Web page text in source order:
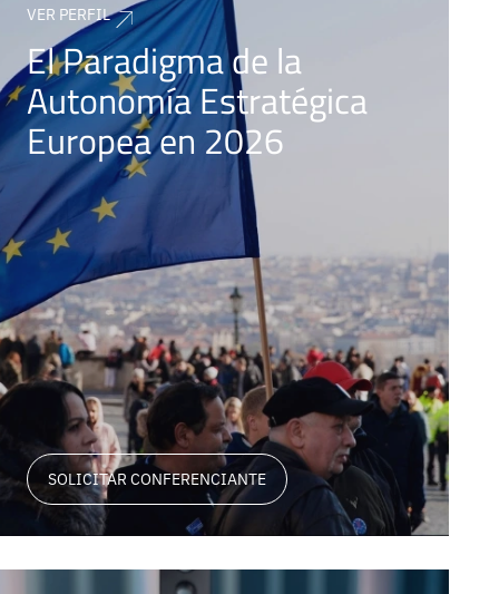
VER PERFIL
El Paradigma de la
Autonomía Estratégica
Europea en 2026
SOLICITAR CONFERENCIANTE